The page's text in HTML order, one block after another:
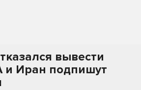
вывести
и Иран подпишут